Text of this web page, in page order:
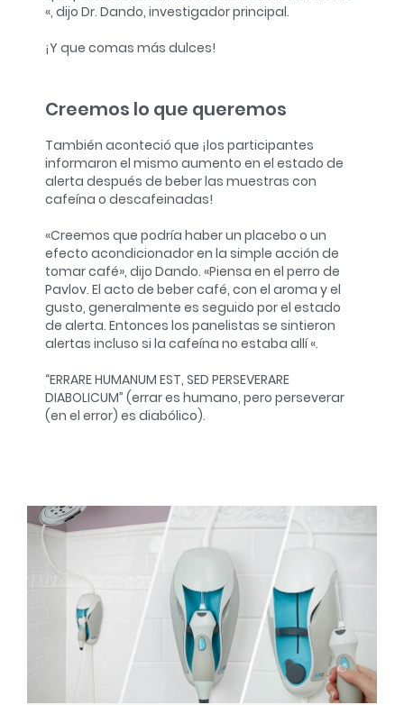
«, dijo Dr. Dando, investigador principal.
¡Y que comas más dulces!
Creemos lo que queremos
También aconteció que ¡los participantes
informaron el mismo aumento en el estado de
alerta después de beber las muestras con
cafeína o descafeinadas!
«Creemos que podría haber un placebo o un
efecto acondicionador en la simple acción de
tomar café», dijo Dando. «Piensa en el perro de
Pavlov. El acto de beber café, con el aroma y el
gusto, generalmente es seguido por el estado
de alerta. Entonces los panelistas se sintieron
alertas incluso si la cafeína no estaba allí «.
“ERRARE HUMANUM EST, SED PERSEVERARE
DIABOLICUM” (errar es humano, pero perseverar
(en el error) es diabólico).